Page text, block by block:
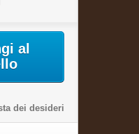
al
dei desideri